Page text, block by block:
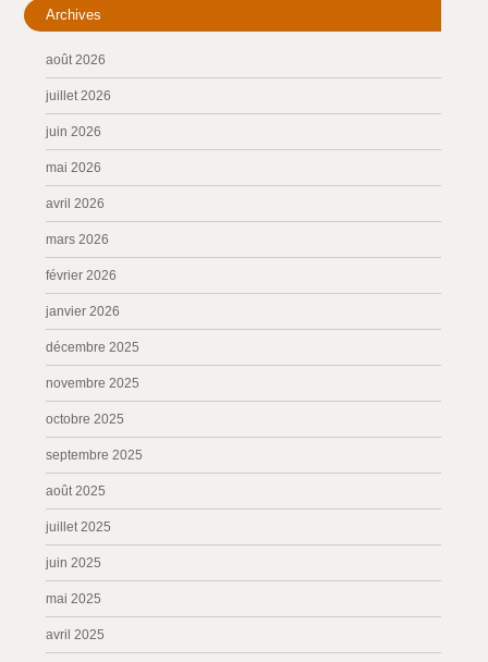
Archives
août 2026
juillet 2026
juin 2026
mai 2026
avril 2026
mars 2026
février 2026
janvier 2026
décembre 2025
novembre 2025
octobre 2025
septembre 2025
août 2025
juillet 2025
juin 2025
mai 2025
avril 2025